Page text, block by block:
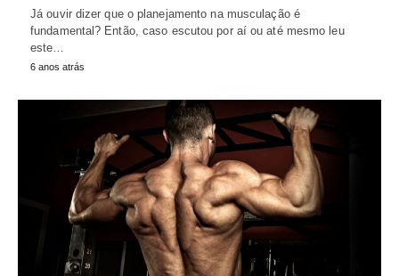
Já ouvir dizer que o planejamento na musculação é
fundamental? Então, caso escutou por aí ou até mesmo leu
este…
6 anos atrás